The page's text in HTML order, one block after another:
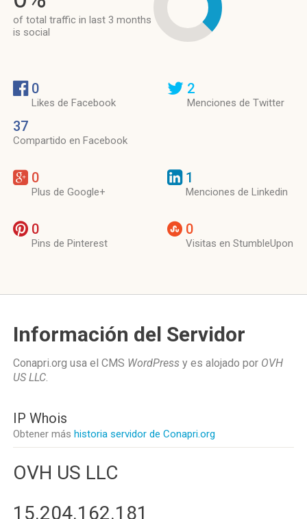
of total traffic in last 3 months
is social
0
Likes de Facebook
37
Compartido en Facebook
2
Menciones de Twitter
0
Plus de Google+
1
Menciones de Linkedin
0
Pins de Pinterest
0
Visitas en StumbleUpon
Información del Servidor
Conapri.org usa el CMS WordPress y es alojado por OVH
US LLC.
IP Whois
Obtener más historia servidor de Conapri.org
OVH US LLC
15.204.162.181